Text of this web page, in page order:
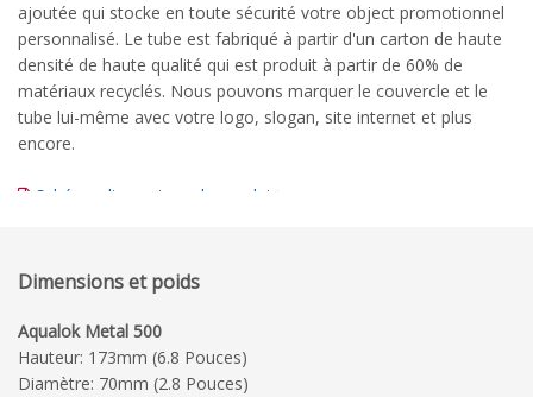
ajoutée qui stocke en toute sécurité votre object promotionnel
personnalisé. Le tube est fabriqué à partir d'un carton de haute
densité de haute qualité qui est produit à partir de 60% de
matériaux recyclés. Nous pouvons marquer le couvercle et le
tube lui-même avec votre logo, slogan, site internet et plus
encore.
Schéma dimensionnel complet
Dimensions et poids
Aqualok Metal 500
Hauteur: 173mm (6.8 Pouces)
Diamètre: 70mm (2.8 Pouces)